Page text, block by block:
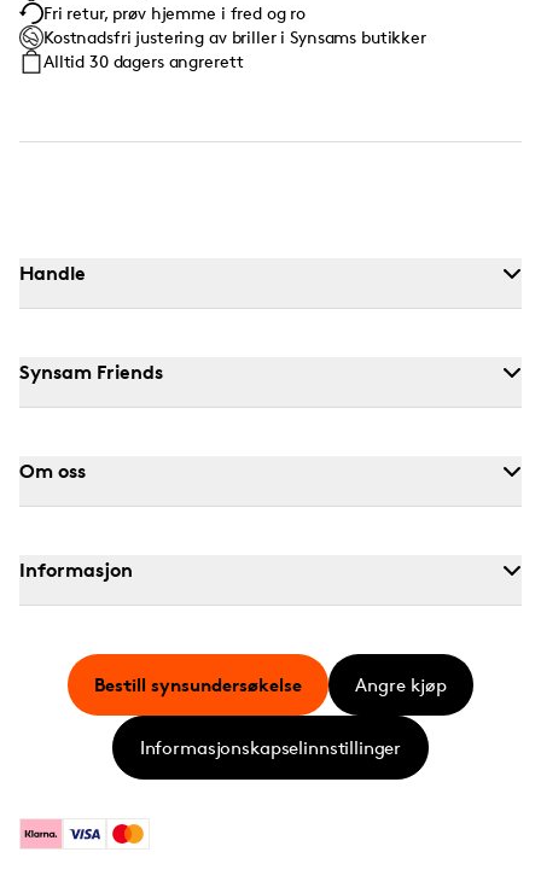
Fri retur, prøv hjemme i fred og ro
Kostnadsfri justering av briller i Synsams butikker
Alltid 30 dagers angrerett
Handle
Synsam Friends
Om oss
Informasjon
KlarnaVisa Mastercard
Bestill synsundersøkelse Angre kjøp
Informasjonskapselinnstillinger